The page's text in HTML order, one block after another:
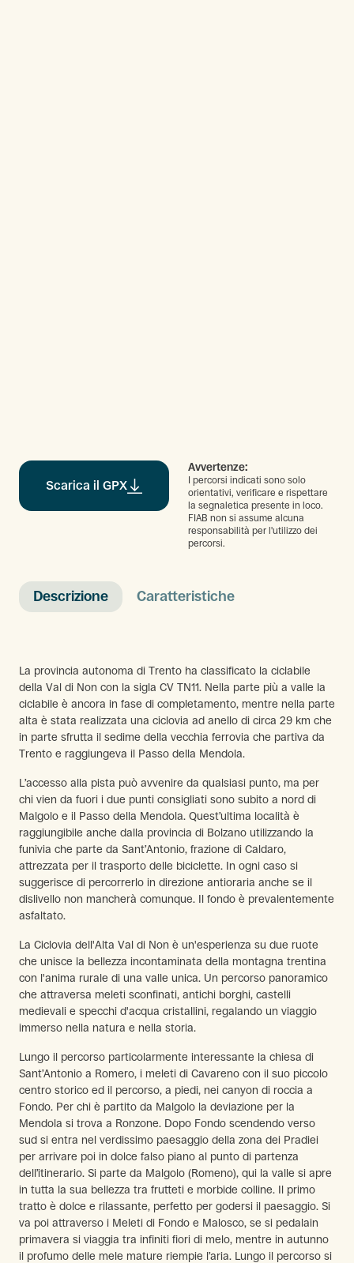
Descrizione Caratteristiche
La provincia autonoma di Trento ha classificato la ciclabile
della Val di Non con la sigla CV TN11. Nella parte più a valle la
ciclabile è ancora in fase di completamento, mentre nella parte
alta è stata realizzata una ciclovia ad anello di circa 29 km che
in parte sfrutta il sedime della vecchia ferrovia che partiva da
Trento e raggiungeva il Passo della Mendola.
L’accesso alla pista può avvenire da qualsiasi punto, ma per
chi vien da fuori i due punti consigliati sono subito a nord di
Malgolo e il Passo della Mendola. Quest’ultima località è
raggiungibile anche dalla provincia di Bolzano utilizzando la
funivia che parte da Sant’Antonio, frazione di Caldaro,
attrezzata per il trasporto delle biciclette. In ogni caso si
suggerisce di percorrerlo in direzione antioraria anche se il
dislivello non mancherà comunque. Il fondo è prevalentemente
asfaltato.
La Ciclovia dell'Alta Val di Non è un'esperienza su due ruote
che unisce la bellezza incontaminata della montagna trentina
con l'anima rurale di una valle unica. Un percorso panoramico
che attraversa meleti sconfinati, antichi borghi, castelli
medievali e specchi d'acqua cristallini, regalando un viaggio
immerso nella natura e nella storia.
Lungo il percorso particolarmente interessante la chiesa di
Sant’Antonio a Romero, i meleti di Cavareno con il suo piccolo
centro storico ed il percorso, a piedi, nei canyon di roccia a
Fondo. Per chi è partito da Malgolo la deviazione per la
Mendola si trova a Ronzone. Dopo Fondo scendendo verso
sud si entra nel verdissimo paesaggio della zona dei Pradiei
per arrivare poi in dolce falso piano al punto di partenza
dell’itinerario. Si parte da Malgolo (Romeno), qui la valle si apre
in tutta la sua bellezza tra frutteti e morbide colline. Il primo
tratto è dolce e rilassante, perfetto per godersi il paesaggio. Si
va poi attraverso i Meleti di Fondo e Malosco, se si pedalain
primavera si viaggia tra infiniti fiori di melo, mentre in autunno
il profumo delle mele mature riempie l’aria. Lungo il percorso si
Scarica il GPX
Avvertenze:
I percorsi indicati sono solo
orientativi, verificare e rispettare
la segnaletica presente in loco.
FIAB non si assume alcuna
responsabilità per l'utilizzo dei
percorsi.